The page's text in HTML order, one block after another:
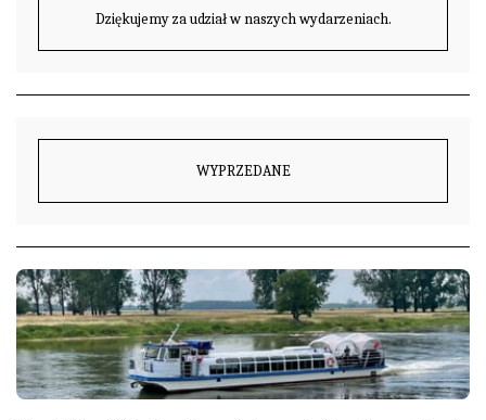
Dziękujemy za udział w naszych wydarzeniach.
WYPRZEDANE